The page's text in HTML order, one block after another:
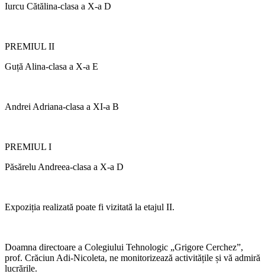
Iurcu Cătălina-clasa a X-a D
PREMIUL II
Guță Alina-clasa a X-a E
Andrei Adriana-clasa a XI-a B
PREMIUL I
Păsărelu Andreea-clasa a X-a D
Expoziția realizată poate fi vizitată la etajul II.
Doamna directoare a Colegiului Tehnologic „Grigore Cerchez”,
prof. Crăciun Adi-Nicoleta, ne monitorizează activitățile și vă admiră
lucrările.